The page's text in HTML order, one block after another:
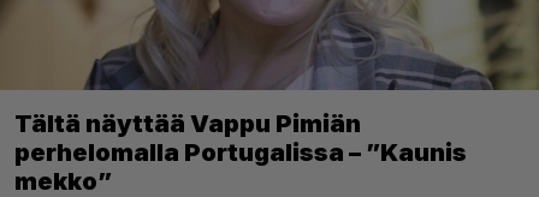
Tältä näyttää Vappu Pimiän
perhelomalla Portugalissa – ”Kaunis
mekko”